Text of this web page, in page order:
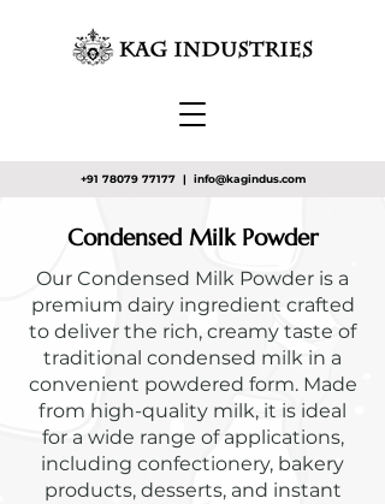
+91 78079 77177| info@kagindus.com
Condensed Milk Powder
Our Condensed Milk Powder is a
premium dairy ingredient crafted
to deliver the rich, creamy taste of
traditional condensed milk in a
convenient powdered form. Made
from high-quality milk, it is ideal
for a wide range of applications,
including confectionery, bakery
products, desserts, and instant